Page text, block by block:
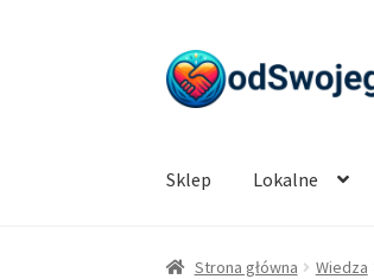
Przejdź
do
Przejdź
do
Sklep Lokalne
Strona główna Wiedza